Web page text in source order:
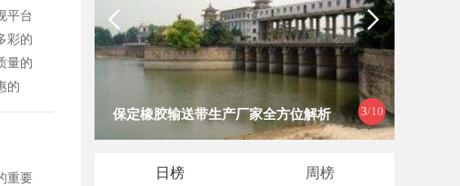
平台
彩的
量的
的
重要
3/10
化研 保定橡胶输送带生产厂家全方位解析
日榜 周榜